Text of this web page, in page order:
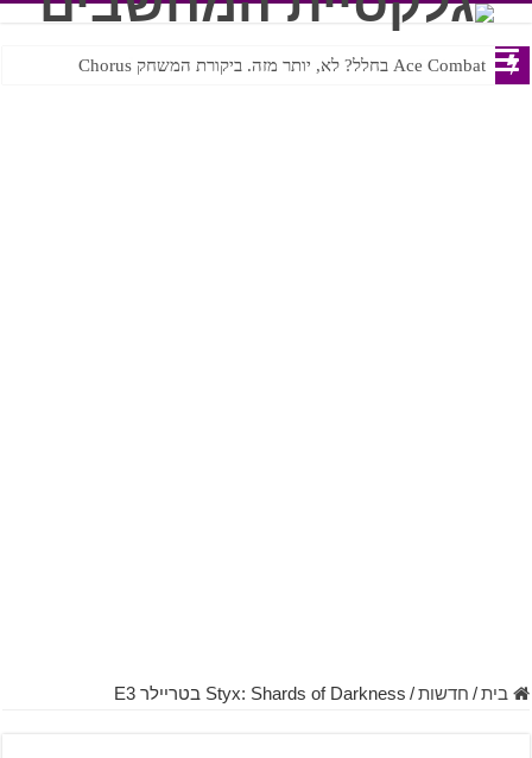
Ace Combat בחלל? לא, יותר מזה. ביקורת המשחק Chorus
Steven Universe והשירים שתורגמו בצורה נוראית לעברית
בית / חדשות / Styx: Shards of Darkness בטריילר E3